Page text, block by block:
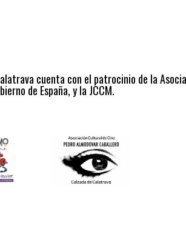
cuenta con el patrocinio de la
de España, y la JCCM.